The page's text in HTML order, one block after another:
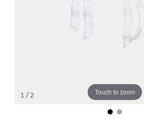
Touch to zoom
1 / 2